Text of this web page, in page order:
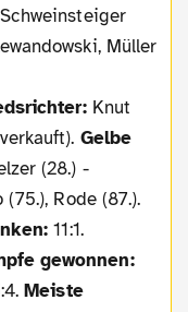
Müller
Knut
Gelbe
(28.) -
Rode (87.).
11:1.
gewonnen:
Meiste